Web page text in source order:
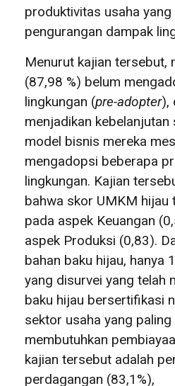
produktivitas usaha
pengurangan dampak
Menurut kajian tersebut,
(87,98 %) belum
lingkungan (pre-adopter),
menjadikan
model bisnis mereka
mengadopsi beberapa
lingkungan. Kajian
bahwa skor UMKM hijau
pada aspek Keuangan
aspek Produksi (0,83).
bahan baku hijau, hanya
yang disurvei yang telah
baku hijau bersertifikasi
sektor usaha yang paling
membutuhkan
kajian tersebut adalah
perdagangan (83,1%),